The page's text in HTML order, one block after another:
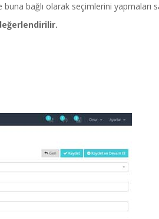
bağlı olarak seçimlerini